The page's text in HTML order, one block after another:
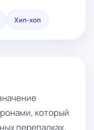
Хип-хоп
который
перепалках,